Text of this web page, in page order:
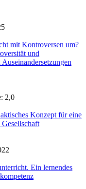
mit Kontroversen um?
und
2,0
Konzept für eine
Ein lernendes